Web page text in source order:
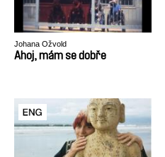
Johana Ožvold
Ahoj, mám se dobře